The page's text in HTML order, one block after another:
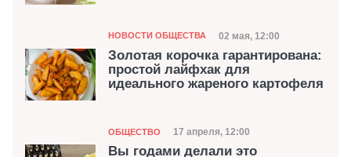
Категория
НОВОСТИ ОБЩЕСТВА Дата публикации
02 мая, 12:00
Золотая корочка гарантирована:
простой лайфхак для
идеального жареного картофеля
Категория
ОБЩЕСТВО Дата публикации
17 апреля, 12:00
Вы годами делали это